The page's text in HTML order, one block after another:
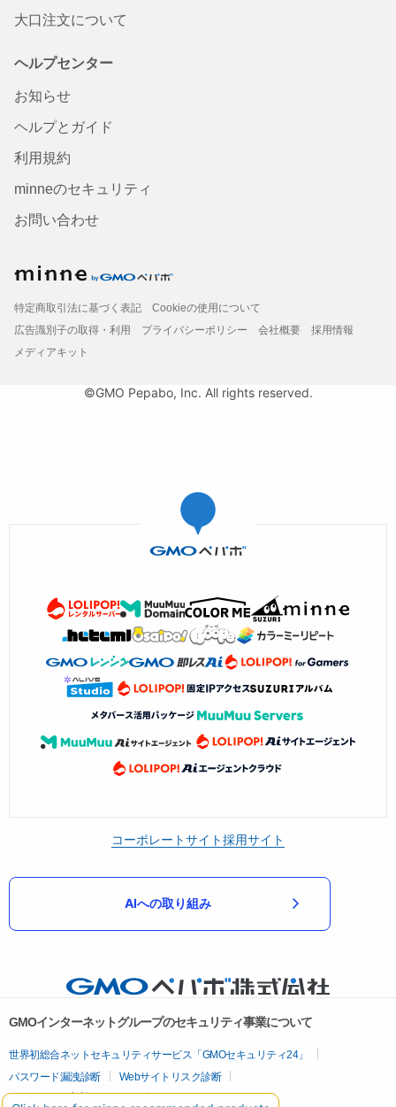
大口注文について
ヘルプセンター
お知らせ
ヘルプとガイド
利用規約
minneのセキュリティ
お問い合わせ
特定商取引法に基づく表記
Cookieの使用について
広告識別子の取得・利用
プライバシーポリシー 会社概要
採用情報
メディアキット
©GMO Pepabo, Inc. All rights reserved.
コーポレートサイト採用サイト
AIへの取り組み
GMOインターネットグループのセキュリティ事業について
世界初総合ネットセキュリティサービス「GMOセキュリティ24」
パスワード漏洩診断
Webサイトリスク診断
セキュリティ相談AIチャットボット